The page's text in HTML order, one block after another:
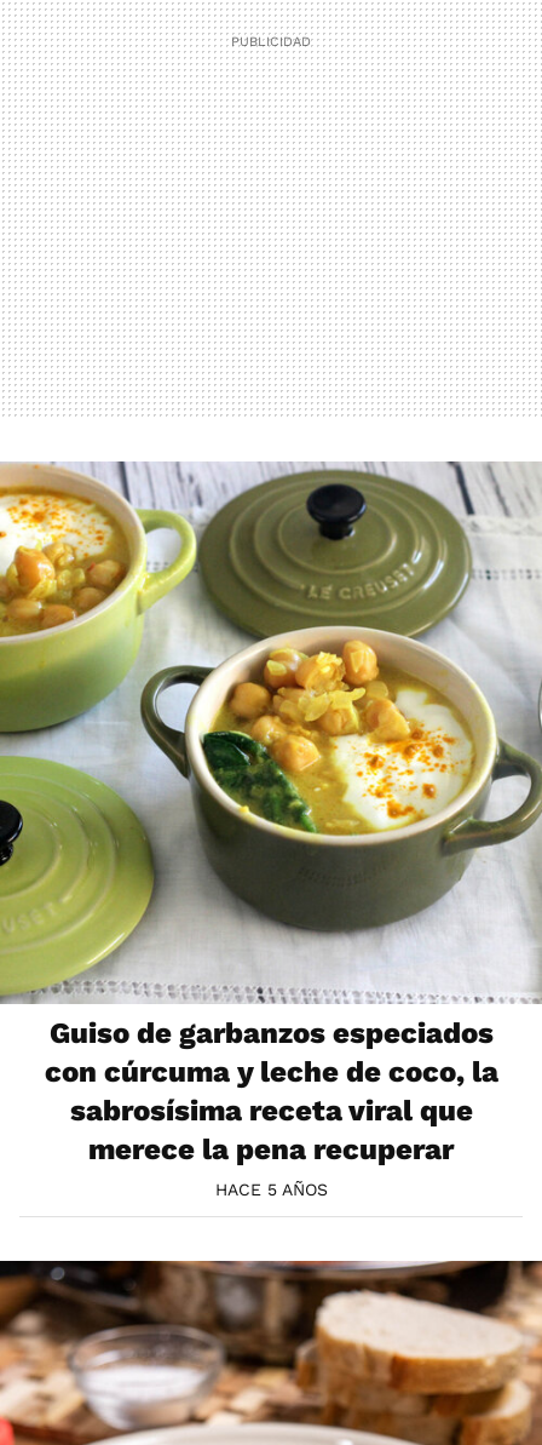
Guiso de garbanzos especiados
con cúrcuma y leche de coco, la
sabrosísima receta viral que
merece la pena recuperar
HACE 5 AÑOS